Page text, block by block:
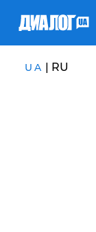
UA | RU